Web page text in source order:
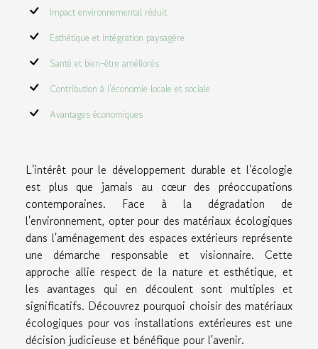
Impact environnemental réduit
Esthétique et intégration paysagère
Santé et bien-être améliorés
Contribution à l'économie locale et sociale
Avantages économiques
L'intérêt pour le développement durable et l'écologie
est plus que jamais au cœur des préoccupations
contemporaines. Face à la dégradation de
l'environnement, opter pour des matériaux écologiques
dans l'aménagement des espaces extérieurs représente
une démarche responsable et visionnaire. Cette
approche allie respect de la nature et esthétique, et
les avantages qui en découlent sont multiples et
significatifs. Découvrez pourquoi choisir des matériaux
écologiques pour vos installations extérieures est une
décision judicieuse et bénéfique pour l'avenir.